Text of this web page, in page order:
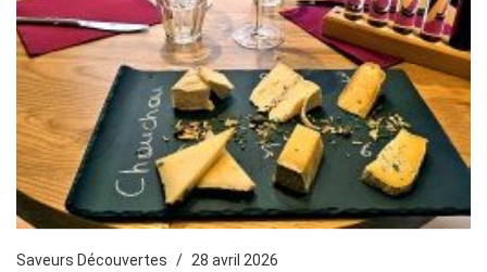
Saveurs Découvertes 28 avril 2026